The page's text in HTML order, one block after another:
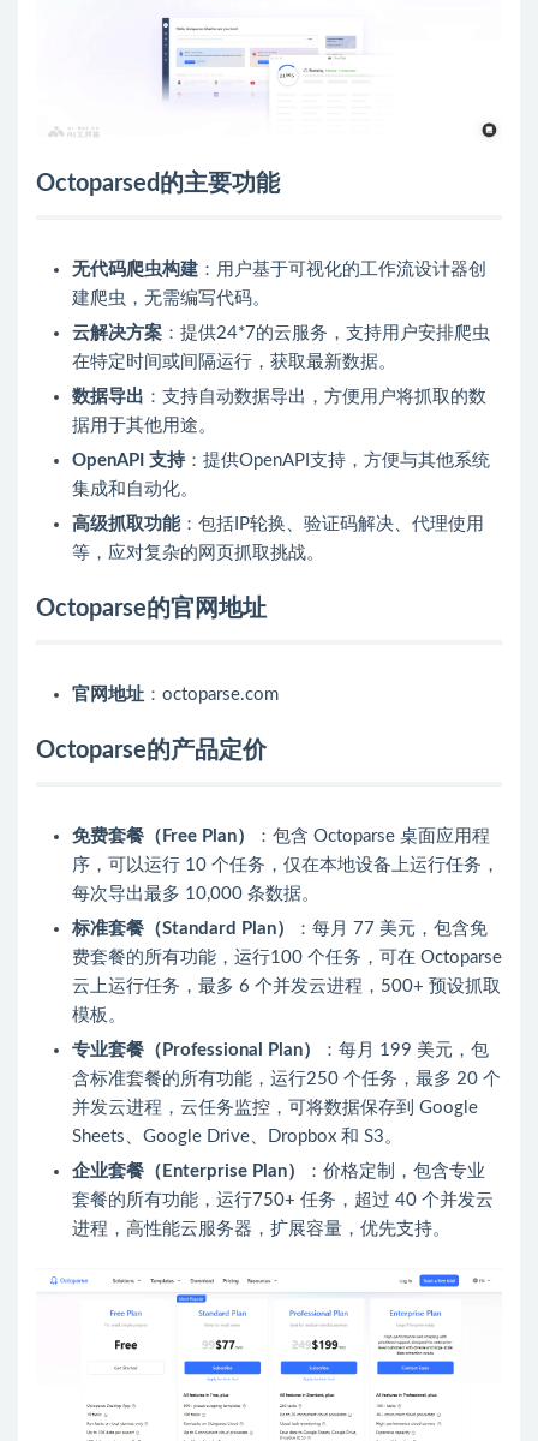
Octoparsed的主要功能
无代码爬虫构建 ：用户基于可视化的工作流设计器创
建爬虫，无需编写代码。
云解决方案 ：提供24*7的云服务，支持用户安排爬虫
在特定时间或间隔运行，获取最新数据。
数据导出 ：支持自动数据导出，方便用户将抓取的数
据用于其他用途。
OpenAPI 支持：提供OpenAPI支持，方便与其他系统
集成和自动化。
高级抓取功能：包括IP轮换、验证码解决、代理使用
等，应对复杂的网页抓取挑战。
Octoparse的官网地址
官网地址 ：octoparse.com
Octoparse的产品定价
免费套餐（Free Plan）
：包含 Octoparse 桌面应用程
序，可以运行 10 个任务，仅在本地设备上运行任务，
每次导出最多 10,000 条数据。
标准套餐（Standard Plan）
：每月 77 美元，包含免
费套餐的所有功能，运行100 个任务，可在 Octoparse
云上运行任务，最多 6 个并发云进程，500+ 预设抓取
模板。
专业套餐（Professional Plan）
：每月 199 美元，包
含标准套餐的所有功能，运行250 个任务，最多 20 个
并发云进程，云任务监控，可将数据保存到 Google
Sheets、Google Drive、Dropbox 和 S3。
企业套餐（Enterprise Plan）
：价格定制，包含专业
套餐的所有功能，运行750+ 任务，超过 40 个并发云
进程，高性能云服务器，扩展容量，优先支持。